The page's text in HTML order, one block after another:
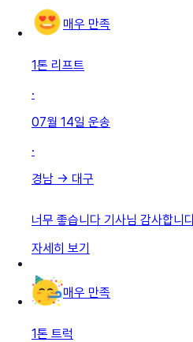
매우 만족
1톤 리프트
·
07월 14일 운송
·
경남 → 대구
너무 좋습니다 기사님 감사합니
자세히 보기
매우 만족
1톤 트럭